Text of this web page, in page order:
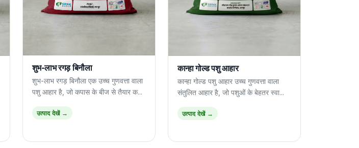
शुभ-लाभ रगड़ बिनौला
शुभ-लाभ रगड़ बिनौला एक उच्च गुणवत्ता वाला
पशु आहार है, जो कपास के बीज से तैयार क...
उत्पाद देखें →
कान्हा गोल्ड पशु आहार
कान्हा गोल्ड पशु आहार उच्च गुणवत्ता वाला
संतुलित आहार है, जो पशुओं के बेहतर स्वा...
उत्पाद देखें →